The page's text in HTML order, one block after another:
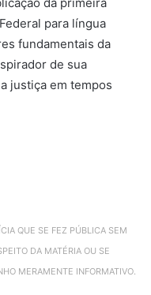
para língua
fundamentais da
de sua
justiça em tempos
QUE SE FEZ PÚBLICA SEM
DA MATÉRIA OU SE
MERAMENTE INFORMATIVO.